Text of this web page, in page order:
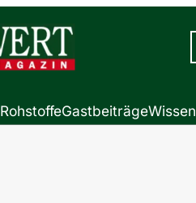
RohstoffeGastbeiträgeWissen